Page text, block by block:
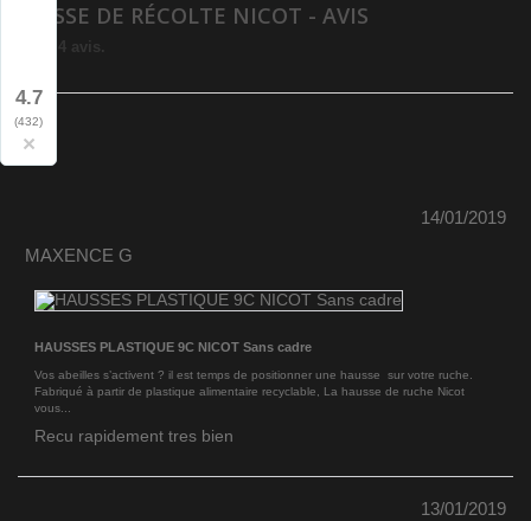
4.7
(432)
×
CAISSE DE RÉCOLTE NICOT - AVIS
Il y a 4 avis.
14/01/2019
MAXENCE G
HAUSSES PLASTIQUE 9C NICOT Sans cadre
Vos abeilles s’activent ? il est temps de positionner une hausse sur votre ruche.
Fabriqué à partir de plastique alimentaire recyclable, La hausse de ruche Nicot
vous...
Recu rapidement tres bien
13/01/2019